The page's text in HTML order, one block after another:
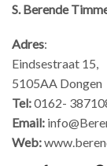
S. Berende
Adres:
Eindsestraat 15,
5105AA Dongen
Tel:0162-
Email:
Web: